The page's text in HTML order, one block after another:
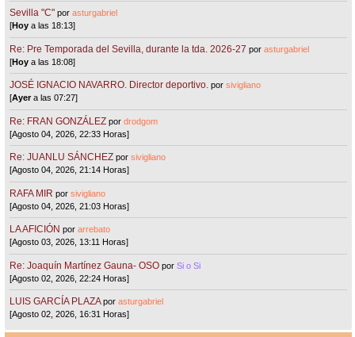
Sevilla "C"porasturgabriel
[Hoy a las 18:13]
Re: Pre Temporada del Sevilla, durante la tda. 2026-27 porasturgabriel
[Hoy a las 18:08]
JOSÉ IGNACIO NAVARRO. Director deportivo. porsivigliano
[Ayera las 07:27]
Re: FRAN GONZÁLEZ pordrodgom
[Agosto 04, 2026, 22:33 Horas]
Re: JUANLU SÁNCHEZ porsivigliano
[Agosto 04, 2026, 21:14 Horas]
RAFA MIR porsivigliano
[Agosto 04, 2026, 21:03 Horas]
LA AFICIÓN porarrebato
[Agosto 03, 2026, 13:11 Horas]
Re: Joaquín Martínez Gauna- OSO porSi o Si
[Agosto 02, 2026, 22:24 Horas]
LUIS GARCÍA PLAZA porasturgabriel
[Agosto 02, 2026, 16:31 Horas]